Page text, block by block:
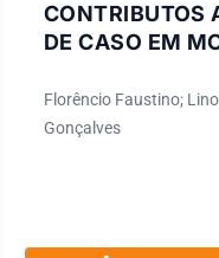
CONTRIBUTOS
DE CASO EM
Florêncio Faustino;
Gonçalves